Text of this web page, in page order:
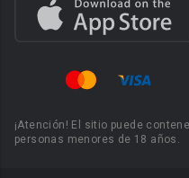
¡Atención! El sitio puede
personas menores de 18 años.